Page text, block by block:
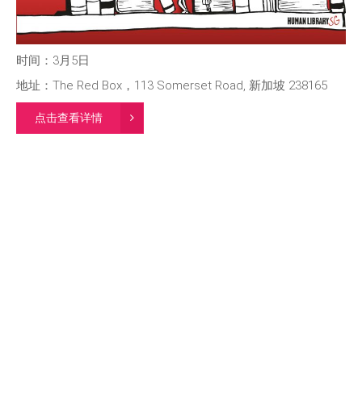
时间：3月5日
地址：The Red Box，113 Somerset Road, 新加坡 238165
点击查看详情